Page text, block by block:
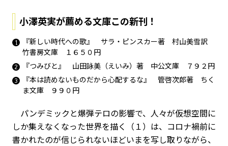
小澤英実が薦める文庫この新刊！
『新しい時代への歌』 サラ・ピンスカー著 村山美雪訳
竹書房文庫 １６５０円
『つみびと』 山田詠美（えいみ）著 中公文庫 ７９２円
『本は読めないものだから心配するな』 管啓次郎著 ちく
ま文庫 ９９０円
パンデミックと爆弾テロの影響で、人々が仮想空間に
しか集えなくなった世界を描く（１）は、コロナ禍前に
書かれたのが信じられないほどいまを写し取りながら、